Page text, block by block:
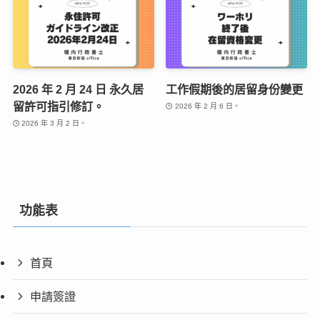
2026 年 2 月 24 日 永久居
留許可指引修訂。
2026 年 3 月 2 日。
工作假期後的居留身份變更
2026 年 2 月 6 日。
功能表
首頁
申請簽證